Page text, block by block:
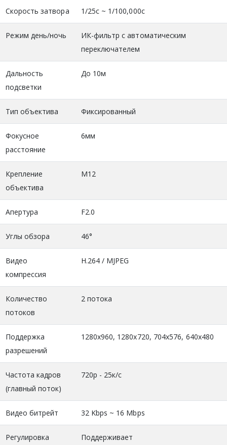
Скорость затвора 1/25с ~ 1/100,000с
Режим день/ночь
ИК-фильтр с автоматическим
переключателем
Дальность
подсветки
До 10м
Тип объектива Фиксированный
Фокусное
расстояние
6мм
Крепление
объектива
M12
Апертура F2.0
Углы обзора 46°
Видео
компрессия
H.264 / MJPEG
Количество
потоков
2 потока
Поддержка
разрешений
1280x960, 1280x720, 704x576, 640x480
Частота кадров
(главный поток)
720p - 25к/с
Видео битрейт 32 Kbps ~ 16 Mbps
Регулировка
Поддерживает